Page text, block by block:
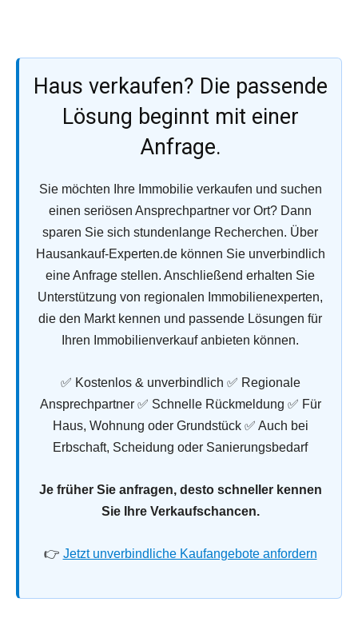
Haus verkaufen? Die passende
Lösung beginnt mit einer
Anfrage.
Sie möchten Ihre Immobilie verkaufen und suchen
einen seriösen Ansprechpartner vor Ort? Dann
sparen Sie sich stundenlange Recherchen. Über
Hausankauf-Experten.de können Sie unverbindlich
eine Anfrage stellen. Anschließend erhalten Sie
Unterstützung von regionalen Immobilienexperten,
die den Markt kennen und passende Lösungen für
Ihren Immobilienverkauf anbieten können.
✅ Kostenlos & unverbindlich ✅ Regionale
Ansprechpartner ✅ Schnelle Rückmeldung ✅ Für
Haus, Wohnung oder Grundstück ✅ Auch bei
Erbschaft, Scheidung oder Sanierungsbedarf
Je früher Sie anfragen, desto schneller kennen
Sie Ihre Verkaufschancen.
👉 Jetzt unverbindliche Kaufangebote anfordern